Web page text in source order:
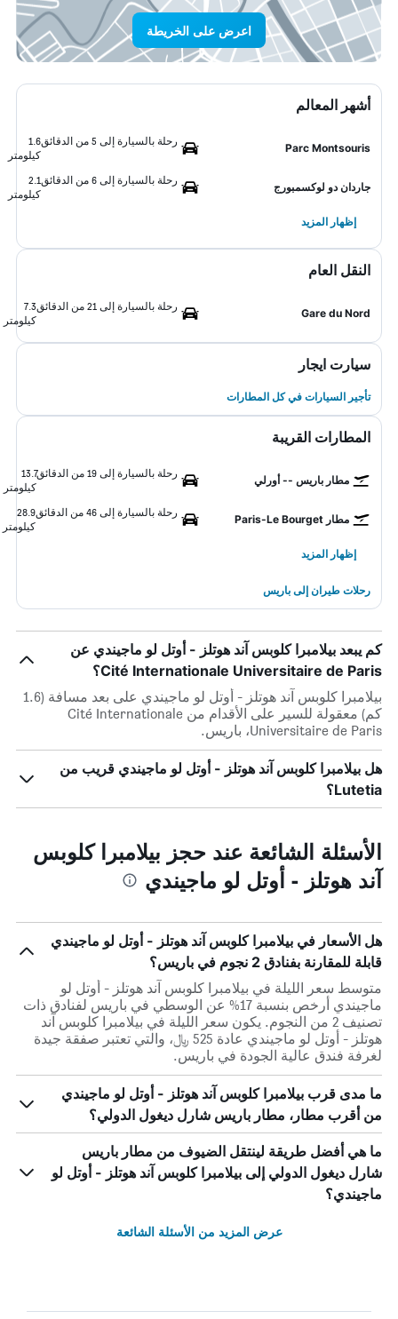
اعرض على الخريطة
أشهر المعالم
Parc Montsouris
رحلة بالسيارة إلى 5 من الدقائق
1.6
كيلومتر
جاردان دو لوكسمبورج
رحلة بالسيارة إلى 6 من الدقائق
2.1
كيلومتر
إظهار المزيد
النقل العام
Gare du Nord
رحلة بالسيارة إلى 21 من الدقائق
7.3
كيلومتر
سيارت ايجار
تأجير السيارات في كل المطارات
المطارات القريبة
مطار باريس -- أورلي
رحلة بالسيارة إلى 19 من الدقائق
13.7
كيلومتر
مطار Paris-Le Bourget
رحلة بالسيارة إلى 46 من الدقائق
28.9
كيلومتر
إظهار المزيد
رحلات طيران إلى باريس
كم يبعد بيلامبرا كلوبس آند هوتلز - أوتل لو ماجيندي عن
Cité Internationale Universitaire de Paris؟
بيلامبرا كلوبس آند هوتلز - أوتل لو ماجيندي على بعد مسافة (1.6
كم) معقولة للسير على الأقدام من Cité Internationale
Universitaire de Paris، باريس.
هل بيلامبرا كلوبس آند هوتلز - أوتل لو ماجيندي قريب من
Lutetia؟
الأسئلة الشائعة عند حجز بيلامبرا كلوبس
آند هوتلز - أوتل لو ماجيندي
هل الأسعار في بيلامبرا كلوبس آند هوتلز - أوتل لو ماجيندي
قابلة للمقارنة بفنادق 2 نجوم في باريس؟
متوسط سعر الليلة في بيلامبرا كلوبس آند هوتلز - أوتل لو
ماجيندي أرخص بنسبة 17% عن الوسطي في باريس لفنادق ذات
تصنيف 2 من النجوم. يكون سعر الليلة في بيلامبرا كلوبس آند
هوتلز - أوتل لو ماجيندي عادة 525 ﷼، والتي تعتبر صفقة جيدة
لغرفة فندق عالية الجودة في باريس.
ما مدى قرب بيلامبرا كلوبس آند هوتلز - أوتل لو ماجيندي
من أقرب مطار، مطار باريس شارل ديغول الدولي؟
ما هي أفضل طريقة لينتقل الضيوف من مطار باريس
شارل ديغول الدولي إلى بيلامبرا كلوبس آند هوتلز - أوتل لو
ماجيندي؟
عرض المزيد من الأسئلة الشائعة